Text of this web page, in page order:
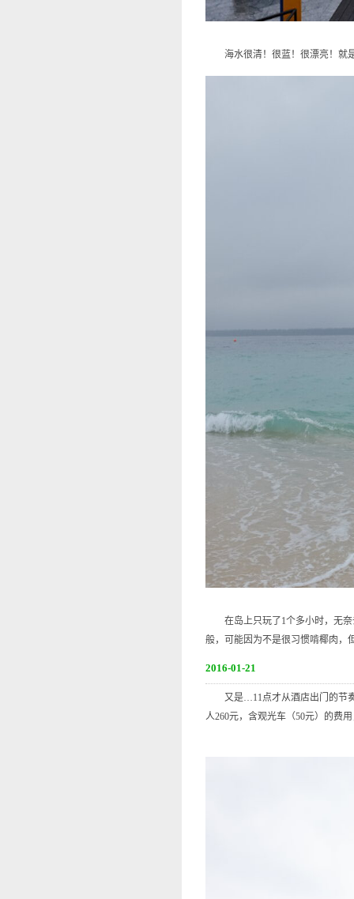
海水很清！很蓝！很漂亮！就
在岛上只玩了1个多小时，无奈
般，可能因为不是很习惯啃椰肉，
2016-01-21
又是…11点才从酒店出门的节奏
人260元，含观光车（50元）的费